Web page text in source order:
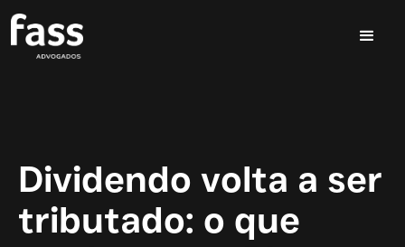
Dividendo volta a ser
tributado: o que